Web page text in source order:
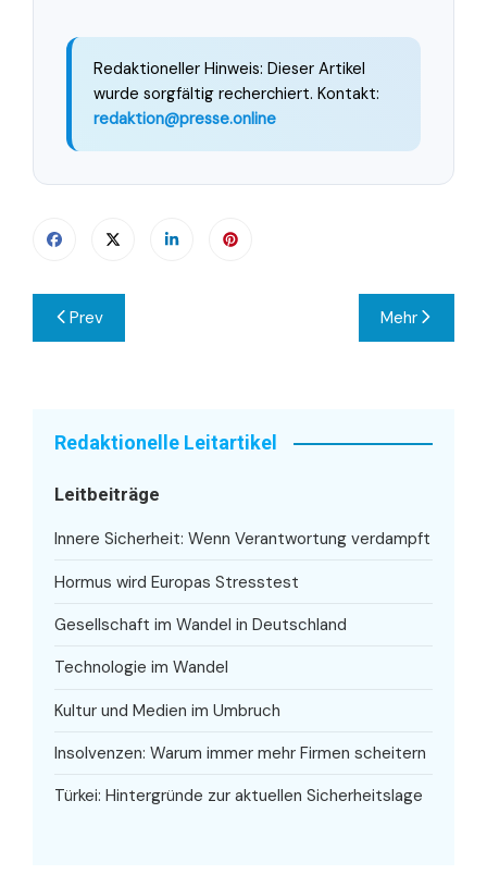
Redaktioneller Hinweis: Dieser Artikel
wurde sorgfältig recherchiert. Kontakt:
redaktion@presse.online
Beitragsnavigation
Prev Mehr
Redaktionelle Leitartikel
Leitbeiträge
Innere Sicherheit: Wenn Verantwortung verdampft
Hormus wird Europas Stresstest
Gesellschaft im Wandel in Deutschland
Technologie im Wandel
Kultur und Medien im Umbruch
Insolvenzen: Warum immer mehr Firmen scheitern
Türkei: Hintergründe zur aktuellen Sicherheitslage